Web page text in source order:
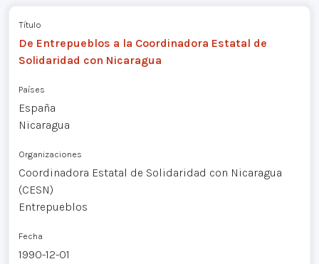
Título
De Entrepueblos a la Coordinadora Estatal de
Solidaridad con Nicaragua
Países
España
Nicaragua
Organizaciones
Coordinadora Estatal de Solidaridad con Nicaragua
(CESN)
Entrepueblos
Fecha
1990-12-01